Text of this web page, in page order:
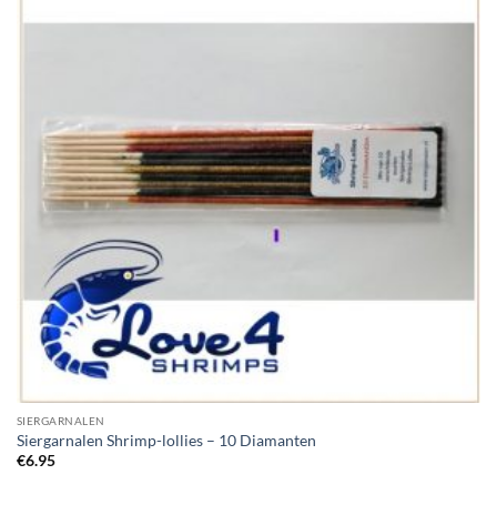
SIERGARNALEN
Siergarnalen Shrimp-lollies – 10 Diamanten
€6.95